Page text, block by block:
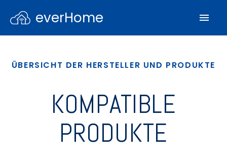
everHome
ÜBERSICHT DER HERSTELLER UND PRODUKTE
KOMPATIBLE
PRODUKTE